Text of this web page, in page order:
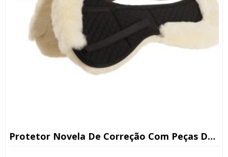
Protetor Novela De Correção Com Peças De Enchimento (6 Bolsas)